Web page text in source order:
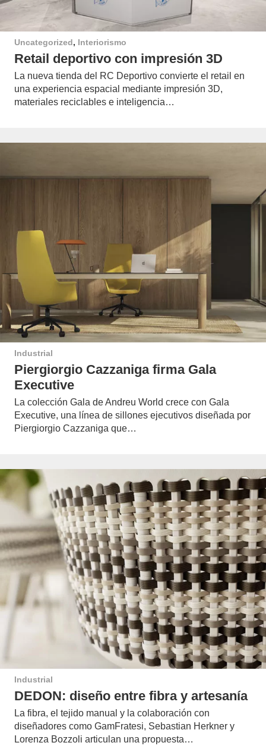
Uncategorized, Interiorismo
Retail deportivo con impresión 3D
La nueva tienda del RC Deportivo convierte el retail en
una experiencia espacial mediante impresión 3D,
materiales reciclables e inteligencia…
Industrial
Piergiorgio Cazzaniga firma Gala
Executive
La colección Gala de Andreu World crece con Gala
Executive, una línea de sillones ejecutivos diseñada por
Piergiorgio Cazzaniga que…
Industrial
DEDON: diseño entre fibra y artesanía
La fibra, el tejido manual y la colaboración con
diseñadores como GamFratesi, Sebastian Herkner y
Lorenza Bozzoli articulan una propuesta…